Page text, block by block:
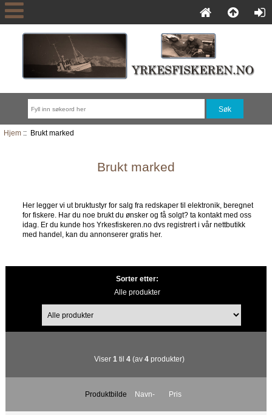
Hjem:: Brukt marked
Brukt marked
Her legger vi ut bruktustyr for salg fra redskaper til elektronik, beregnet
for fiskere. Har du noe brukt du ønsker og få solgt? ta kontakt med oss
idag. Er du kunde hos Yrkesfiskeren.no dvs registrert i vår nettbutikk
med handel, kan du annonserer gratis her.
Sorter etter:
Alle produkter
Viser 1 til 4(av 4produkter)
Produktbilde Navn- Pris